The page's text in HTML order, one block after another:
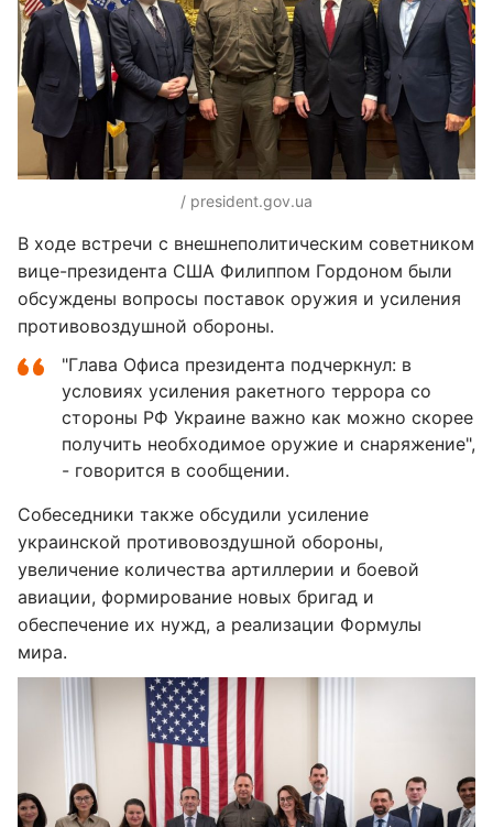
/ president.gov.ua
В ходе встречи с внешнеполитическим советником
вице-президента США Филиппом Гордоном были
обсуждены вопросы поставок оружия и усиления
противовоздушной обороны.
"Глава Офиса президента подчеркнул: в
условиях усиления ракетного террора со
стороны РФ Украине важно как можно скорее
получить необходимое оружие и снаряжение",
- говорится в сообщении.
Собеседники также обсудили усиление
украинской противовоздушной обороны,
увеличение количества артиллерии и боевой
авиации, формирование новых бригад и
обеспечение их нужд, а реализации Формулы
мира.